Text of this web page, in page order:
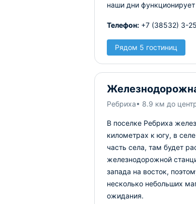
наши дни
Телефон: +7 (38532) 3-
Рядом 5 гостиниц
Ребриха• 8.9 км до
В поселке Ребриха
километрах к югу, в
часть села, там будет
железнодорожной
запада на восток,
несколько небольших
ожидания.